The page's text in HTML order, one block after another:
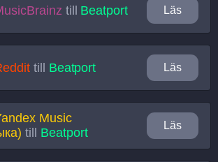
till Beatport Läs
till Beatport Läs
Music
till Beatport
Läs